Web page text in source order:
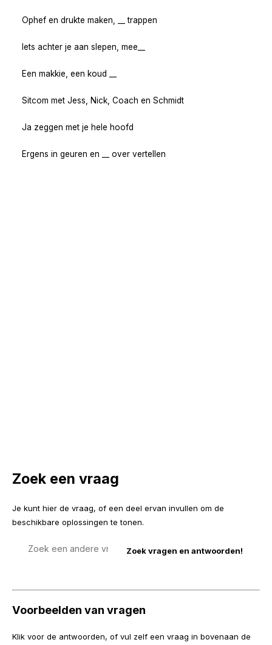
Ophef en drukte maken, __ trappen
Iets achter je aan slepen, mee__
Een makkie, een koud __
Sitcom met Jess, Nick, Coach en Schmidt
Ja zeggen met je hele hoofd
Ergens in geuren en __ over vertellen
Zoek een vraag
Je kunt hier de vraag, of een deel ervan invullen om de
beschikbare oplossingen te tonen.
Voorbeelden van vragen
Klik voor de antwoorden, of vul zelf een vraag in bovenaan de